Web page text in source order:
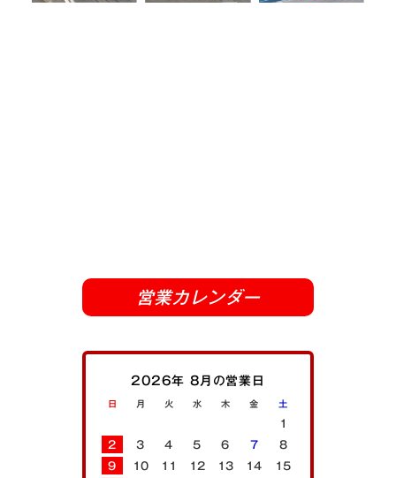
営業カレンダー
2026年 8月の営業日
日 月 火 水 木 金 土
1
2
3 4 5 6 7
8
9
10 11 12 13 14
15